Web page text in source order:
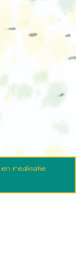
realisatie